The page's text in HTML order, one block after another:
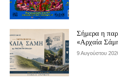
Σήμερα η
«Αρχαία
9 Αυγούστου